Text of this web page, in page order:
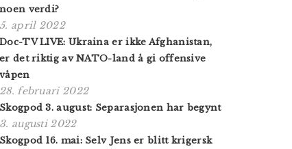
noen verdi?
5. april 2022
Doc-TV LIVE: Ukraina er ikke Afghanistan,
er det riktig av NATO-land å gi offensive
våpen
28. februari 2022
Skogpod 3. august: Separasjonen har begynt
3. augusti 2022
Skogpod 16. mai: Selv Jens er blitt krigersk